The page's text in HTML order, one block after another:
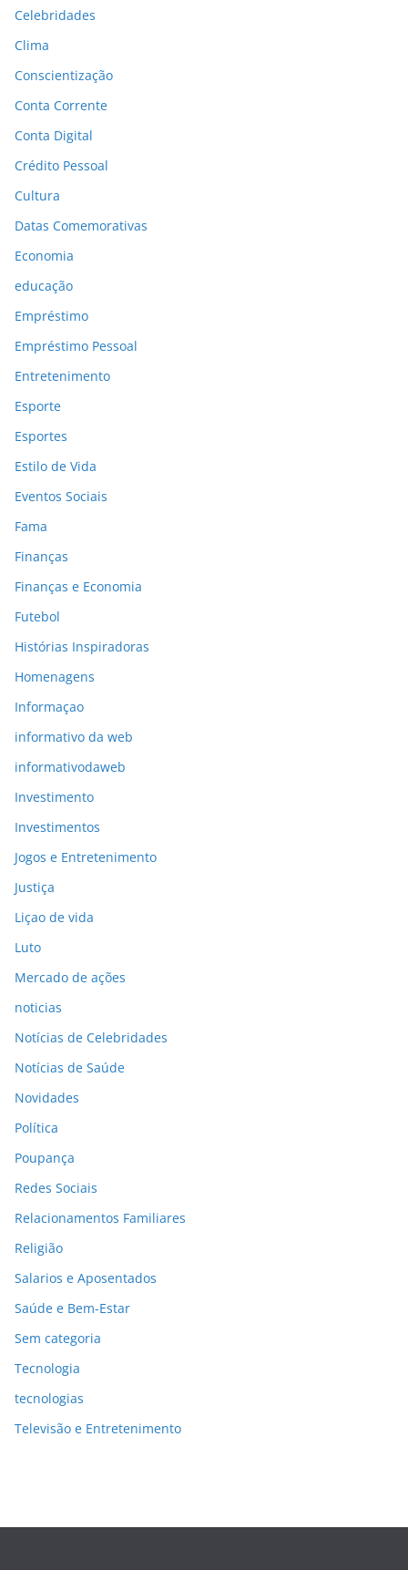
Celebridades
Clima
Conscientização
Conta Corrente
Conta Digital
Crédito Pessoal
Cultura
Datas Comemorativas
Economia
educação
Empréstimo
Empréstimo Pessoal
Entretenimento
Esporte
Esportes
Estilo de Vida
Eventos Sociais
Fama
Finanças
Finanças e Economia
Futebol
Histórias Inspiradoras
Homenagens
Informaçao
informativo da web
informativodaweb
Investimento
Investimentos
Jogos e Entretenimento
Justiça
Liçao de vida
Luto
Mercado de ações
noticias
Notícias de Celebridades
Notícias de Saúde
Novidades
Política
Poupança
Redes Sociais
Relacionamentos Familiares
Religião
Salarios e Aposentados
Saúde e Bem-Estar
Sem categoria
Tecnologia
tecnologias
Televisão e Entretenimento